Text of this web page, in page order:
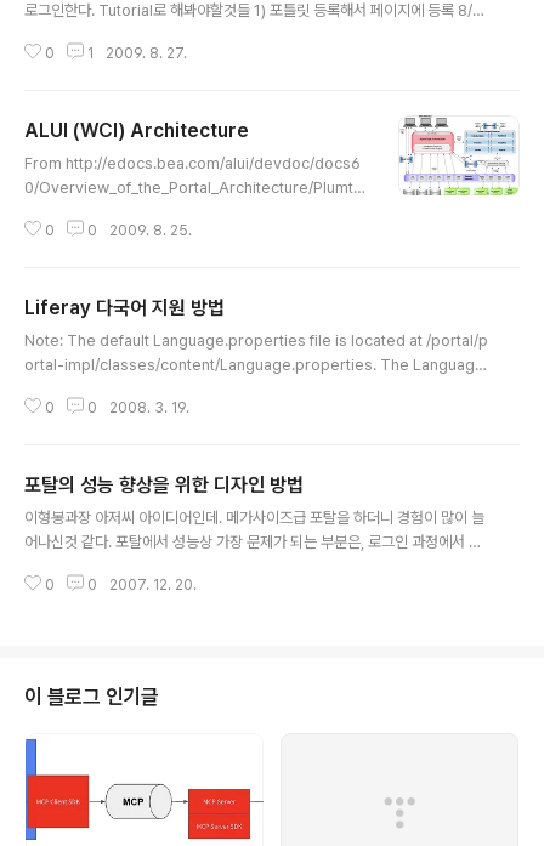
로그인한다. Tutorial로 해봐야할것들 1) 포틀릿 등록해서 페이지에 등록 8/2
료) 4) 커뮤니티 페이지 생성 / 레이아웃 변경 / 포틀릿 추가(8/28완료) 5) 추가
0 1 2009. 8. 27.
ALUI (WCI) Architecture
From http://edocs.bea.com/alui/devdoc/docs6
0/Overview_of_the_Portal_Architecture/Plumtre
0 0 2009. 8. 25.
Liferay 다국어 지원 방법
Note: The default Language.properties file is located at /portal/p
ortal-impl/classes/content/Language.properties. The Language
mpl/classes/content/Language-ext.properties http://wiki.liferay.
0 0 2008. 3. 19.
포탈의 성능 향상을 위한 디자인 방법
이형봉과장 아저씨 아이디어인데. 메가사이즈급 포탈을 하더니 경험이 많이 늘
어나신것 같다. 포탈에서 성능상 가장 문제가 되는 부분은, 로그인 과정에서 개
주요 성능 FACTOR가 되는데. 결과적으로 컨트롤 트리에 바인딩되는 컨트롤
람이 있다. 로그인했을때 무조건 개인화 페이지를 보여주는것이 아니라, 개인화
페이지를 따로 만들어서 개인화 탭을 눌렀을때만 개인화 페이지를 보여주는 방
법이다. 개인화 페이지의 구조를 ..
0 0 2007. 12. 20.
이 블로그 인기글